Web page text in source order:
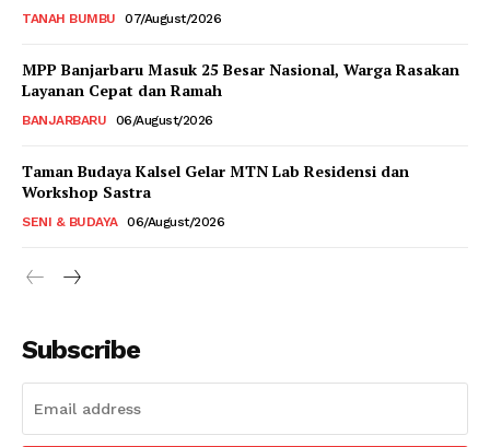
TANAH BUMBU 07/August/2026
MPP Banjarbaru Masuk 25 Besar Nasional, Warga Rasakan
Layanan Cepat dan Ramah
BANJARBARU 06/August/2026
Taman Budaya Kalsel Gelar MTN Lab Residensi dan
Workshop Sastra
SENI & BUDAYA 06/August/2026
Subscribe